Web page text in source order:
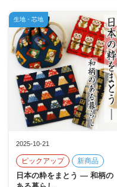
2025-10-21
ピックアップ 新商品
日本の粋をまとう ― 和柄の
生地・芯地